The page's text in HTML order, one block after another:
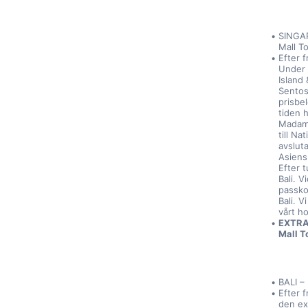
Mall
Efter
Island
tiden
till
Efter
Bali.
Bali.
vårt
Mall
BALI
Efter
den